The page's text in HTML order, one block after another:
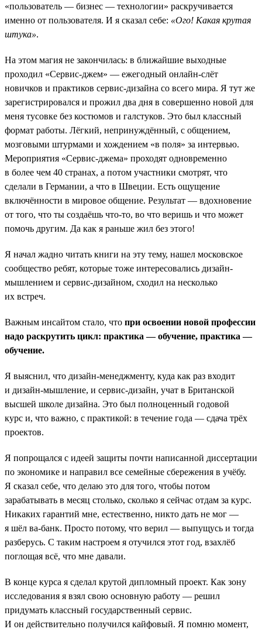
«пользователь — бизнес — технологии» раскручивается
именно от пользователя. И я сказал себе: «Ого! Какая крутая
штука».
На этом магия не закончилась: в ближайшие выходные
проходил «Сервис-джем» — ежегодный онлайн-слёт
новичков и практиков сервис-дизайна со всего мира. Я тут же
зарегистрировался и прожил два дня в совершенно новой для
меня тусовке без костюмов и галстуков. Это был классный
формат работы. Лёгкий, непринуждённый, с общением,
мозговыми штурмами и хождением «в поля» за интервью.
Мероприятия «Сервис-джема» проходят одновременно
в более чем 40 странах, а потом участники смотрят, что
сделали в Германии, а что в Швеции. Есть ощущение
включённости в мировое общение. Результат — вдохновение
от того, что ты создаёшь что-то, во что веришь и что может
помочь другим. Да как я раньше жил без этого!
Я начал жадно читать книги на эту тему, нашел московское
сообщество ребят, которые тоже интересовались дизайн-
мышлением и сервис-дизайном, сходил на несколько
их встреч.
Важным инсайтом стало, что при освоении новой профессии
надо раскрутить цикл: практика — обучение, практика —
обучение.
Я выяснил, что дизайн-менеджменту, куда как раз входит
и дизайн-мышление, и сервис-дизайн, учат в Британской
высшей школе дизайна. Это был полноценный годовой
курс и, что важно, с практикой: в течение года — сдача трёх
проектов.
Я попрощался с идеей защиты почти написанной диссертации
по экономике и направил все семейные сбережения в учёбу.
Я сказал себе, что делаю это для того, чтобы потом
зарабатывать в месяц столько, сколько я сейчас отдам за курс.
Никаких гарантий мне, естественно, никто дать не мог —
я шёл ва-банк. Просто потому, что верил — выпущусь и тогда
разберусь. С таким настроем я отучился этот год, взахлёб
поглощая всё, что мне давали.
В конце курса я сделал крутой дипломный проект. Как зону
исследования я взял свою основную работу — решил
придумать классный государственный сервис.
И он действительно получился кайфовый. Я помню момент,